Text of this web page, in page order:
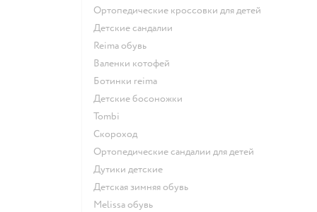
Ортопедические кроссовки для детей
Детские сандалии
Reima обувь
Валенки котофей
Ботинки reima
Детские босоножки
Tombi
Скороход
Ортопедические сандалии для детей
Дутики детские
Детская зимняя обувь
Melissa обувь